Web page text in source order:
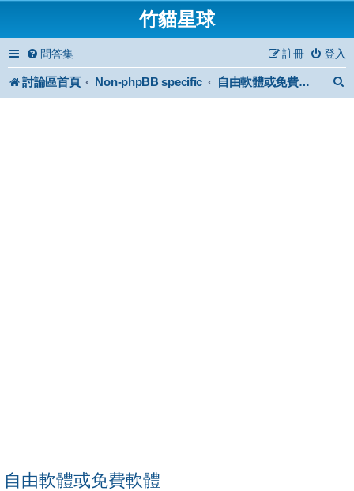
竹貓星球
問答集 登入
註冊
討論區首頁 Non-phpBB specific 自由軟體或免費軟體
自由軟體或免費軟體